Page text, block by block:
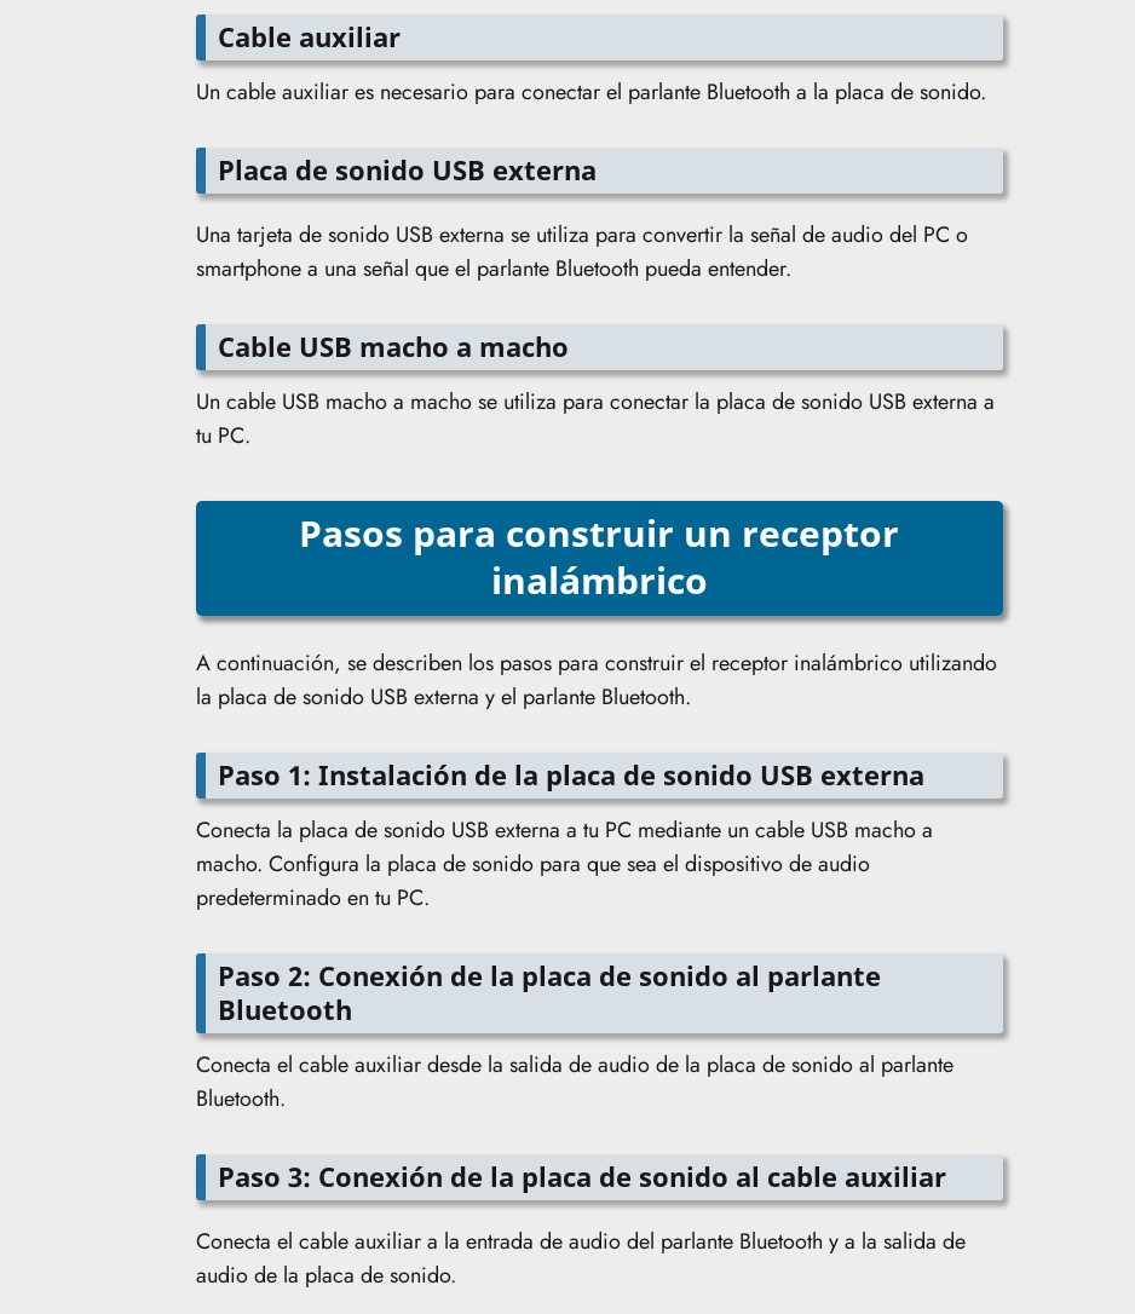
Cable auxiliar
Un cable auxiliar es necesario para conectar el parlante Bluetooth a la placa de sonido.
Placa de sonido USB externa
Una tarjeta de sonido USB externa se utiliza para convertir la señal de audio del PC o
smartphone a una señal que el parlante Bluetooth pueda entender.
Cable USB macho a macho
Un cable USB macho a macho se utiliza para conectar la placa de sonido USB externa a
tu PC.
Pasos para construir un receptor
inalámbrico
A continuación, se describen los pasos para construir el receptor inalámbrico utilizando
la placa de sonido USB externa y el parlante Bluetooth.
Paso 1: Instalación de la placa de sonido USB externa
Conecta la placa de sonido USB externa a tu PC mediante un cable USB macho a
macho. Configura la placa de sonido para que sea el dispositivo de audio
predeterminado en tu PC.
Paso 2: Conexión de la placa de sonido al parlante
Bluetooth
Conecta el cable auxiliar desde la salida de audio de la placa de sonido al parlante
Bluetooth.
Paso 3: Conexión de la placa de sonido al cable auxiliar
Conecta el cable auxiliar a la entrada de audio del parlante Bluetooth y a la salida de
audio de la placa de sonido.